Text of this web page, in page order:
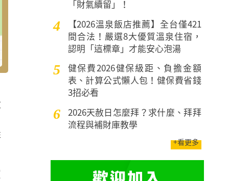
「財氣續留」！
4
【2026溫泉飯店推薦】全台僅421
間合法！嚴選8大優質溫泉住宿，
認明「這標章」才能安心泡湯
5
健保費2026健保級距、負擔金額
表、計算公式懶人包！健保費省錢
3招必看
6
2026天赦日怎麼拜？求什麼、拜拜
流程與補財庫教學
+看更多